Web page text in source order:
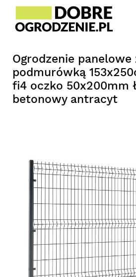
Ogrodzenie panelowe
podmurówką
fi4 oczko 50x200mm
betonowy antracyt